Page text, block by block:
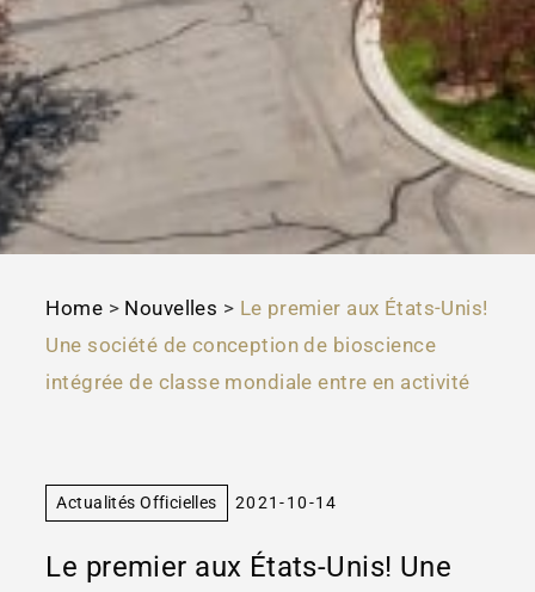
Home > Nouvelles > Le premier aux États-Unis!
Une société de conception de bioscience
intégrée de classe mondiale entre en activité
Actualités Officielles 2021-10-14
Le premier aux États-Unis! Une